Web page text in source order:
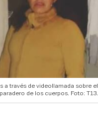
a través de videollamada sobre el
paradero de los cuerpos. Foto: T13.